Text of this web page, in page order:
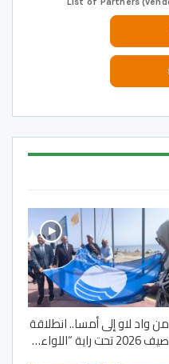
من واد لاو إلى أمسا.. انطلاقة
صيف 2026 تحت راية “اللواء…